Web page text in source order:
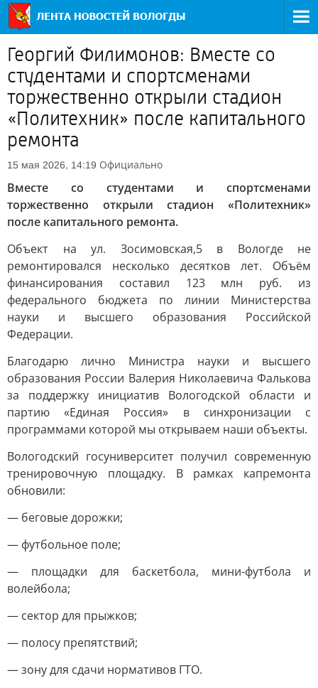
Георгий Филимонов: Вместе со
студентами и спортсменами
торжественно открыли стадион
«Политехник» после капитального
ремонта
15 мая 2026, 14:19 Официально
Вместе со студентами и спортсменами
торжественно открыли стадион «Политехник»
после капитального ремонта.
Объект на ул. Зосимовская,5 в Вологде не
ремонтировался несколько десятков лет. Объём
финансирования составил 123 млн руб. из
федерального бюджета по линии Министерства
науки и высшего образования Российской
Федерации.
Благодарю лично Министра науки и высшего
образования России Валерия Николаевича Фалькова
за поддержку инициатив Вологодской области и
партию «Единая Россия» в синхронизации с
программами которой мы открываем наши объекты.
Вологодский госуниверситет получил современную
тренировочную площадку. В рамках капремонта
обновили:
— беговые дорожки;
— футбольное поле;
— площадки для баскетбола, мини-футбола и
волейбола;
— сектор для прыжков;
— полосу препятствий;
— зону для сдачи нормативов ГТО.